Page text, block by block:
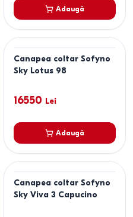
Adaugă
Canapea coltar Sofyno
Sky Lotus 98
16550 Lei
Adaugă
Canapea coltar Sofyno
Sky Viva 3 Capucino